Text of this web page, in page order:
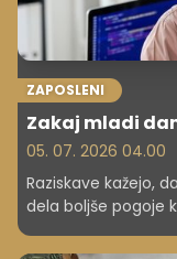
ZAPOSLENI
Zakaj mladi
05. 07. 2026 04.00
Raziskave kažejo,
dela boljše pogoje
brezposelnosti in